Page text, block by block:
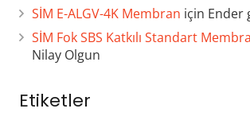
SİM E-ALGV-4K Membran için Ender
SİM Fok SBS Katkılı Standart
Nilay Olgun
Etiketler